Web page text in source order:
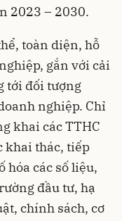
2023 – 2030.
toàn diện, hỗ
gắn với cải
tới đối tượng
nghiệp. Chỉ
khai các TTHC
khai thác, tiếp
hóa các số liệu,
đầu tư, hạ
chính sách, cơ